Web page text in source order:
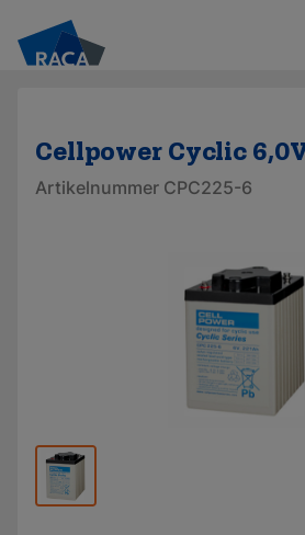
Cellpower Cyclic
Artikelnummer CPC225-6